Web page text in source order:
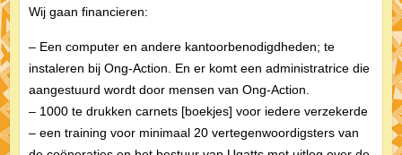
Wij gaan financieren:
– Een computer en andere kantoorbenodigdheden; te
instaleren bij Ong-Action. En er komt een administratrice die
aangestuurd wordt door mensen van Ong-Action.
– 1000 te drukken carnets [boekjes] voor iedere verzekerde
– een training voor minimaal 20 vertegenwoordigsters van